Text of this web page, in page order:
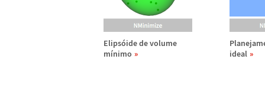
Elipsóide de volume
mínimo
ideal